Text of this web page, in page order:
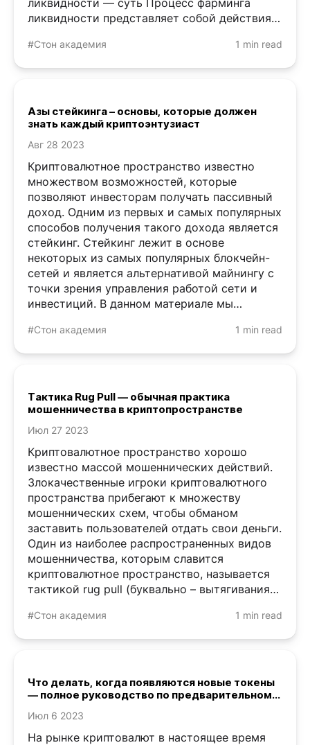
ликвидности — суть Процесс фарминга
ликвидности представляет собой действия
децентрализованной финансовой ...
#Стон академия 1 min read
Азы стейкинга – основы, которые должен
знать каждый криптоэнтузиаст
Авг 28 2023
Криптовалютное пространство известно
множеством возможностей, которые
позволяют инвесторам получать пассивный
доход. Одним из первых и самых популярных
способов получения такого дохода является
стейкинг. Стейкинг лежит в основе
некоторых из самых популярных блокчейн-
сетей и является альтернативой майнингу с
точки зрения управления работой сети и
инвестиций. В данном материале мы
#Стон академия 1 min read
Тактика Rug Pull — обычная практика
мошенничества в криптопространстве
Июл 27 2023
Криптовалютное пространство хорошо
известно массой мошеннических действий.
Злокачественные игроки криптовалютного
пространства прибегают к множеству
мошеннических схем, чтобы обманом
заставить пользователей отдать свои деньги.
Один из наиболее распространенных видов
мошенничества, которым славится
криптовалютное пространство, называется
тактикой rug pull (буквально – вытягивания
Rug pull — ...
#Стон академия 1 min read
Что делать, когда появляются новые токены
— полное руководство по предварительному
Июл 6 2023
На рынке криптовалют в настоящее время